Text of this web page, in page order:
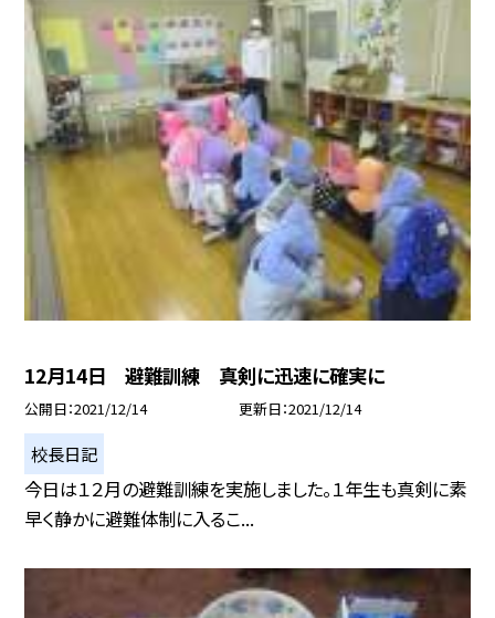
12月14日 避難訓練 真剣に迅速に確実に
公開日 2021/12/14 更新日 2021/12/14
校長日記
今日は１２月の避難訓練を実施しました。１年生も真剣に素
早く静かに避難体制に入るこ...